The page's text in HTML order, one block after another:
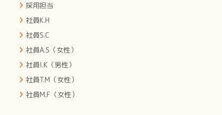
採用担当
社員K.H
社員S.C
社員A.S（女性）
社員I.K（男性）
社員T.M（女性）
社員M.F（女性）